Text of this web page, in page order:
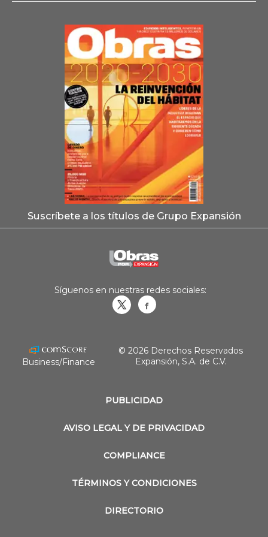
Suscríbete a los títulos de Grupo Expansión
PUBLICIDAD
AVISO LEGAL Y DE PRIVACIDAD
COMPLIANCE
TÉRMINOS Y CONDICIONES
DIRECTORIO
Síguenos en nuestras redes sociales:
Business/Finance
© 2026 Derechos Reservados
Expansión, S.A. de C.V.